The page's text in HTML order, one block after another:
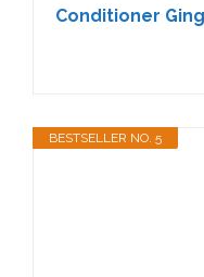
Conditioner
BESTSELLER NO. 5